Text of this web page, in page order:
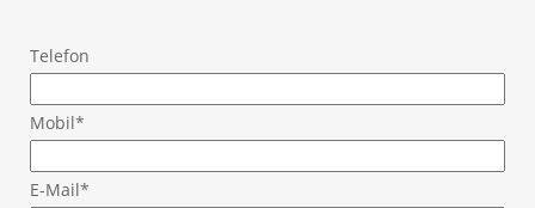
Telefon
Mobil*
E-Mail*